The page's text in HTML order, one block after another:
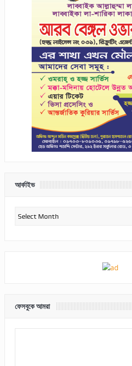
আর্কাইভ
আর্কাইভ
ফেসবুকে আমরা